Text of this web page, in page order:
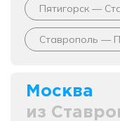
Пятигорск —
Ставрополь —
Москва
из